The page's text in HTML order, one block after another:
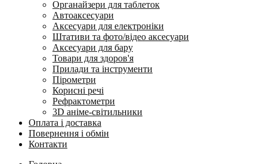
Органайзери для таблеток
Автоаксесуари
Аксесуари для електроніки
Штативи та фото/відео аксесуари
Аксесуари для бару
Товари для здоров'я
Прилади та інструменти
Пірометри
Корисні речі
Рефрактометри
3D аніме-світильники
Оплата і доставка
Повернення і обмін
Контакти